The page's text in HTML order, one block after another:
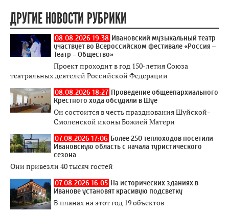
ДРУГИЕ НОВОСТИ РУБРИКИ
08.08.2026 19:38 Ивановский музыкальный театр
участвует во Всероссийском фестивале «Россия –
Театр – Общество»
Проект проходит в год 150-летия Союза
театральных деятелей Российской Федерации
08.08.2026 18:27 Проведение общеепархиального
Крестного хода обсудили в Шуе
Он состоится в честь празднования Шуйской-
Смоленской иконы Божией Матери
07.08.2026 17:06 Более 250 теплоходов посетили
Ивановскую область с начала туристического
сезона
Они привезли 40 тысяч гостей
07.08.2026 16:05 На исторических зданиях в
Иванове установят красивую подсветку
В планах на этот год 19 объектов